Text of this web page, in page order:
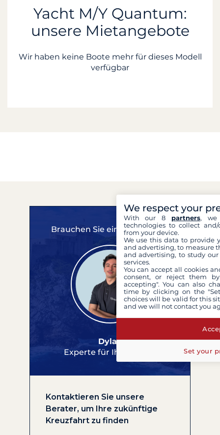
Yacht M/Y Quantum:
unsere Mietangebote
Wir haben keine Boote mehr für dieses Modell
verfügbar
Brauchen Sie eine Beratung?
Dylan
Experte für Ihre Reisen
Kontaktieren Sie unsere
Berater, um Ihre zukünftige
Kreuzfahrt zu finden
We respect your
With our 8 partners, we
technologies to collect
from your device.
We use this data to provide
and advertising, to measure
and advertising, to study
services.
You can accept all cookies
consent, or reject them
accepting". You can also
time by clicking on the
choices will be valid for this
and we will not contact you
Set your